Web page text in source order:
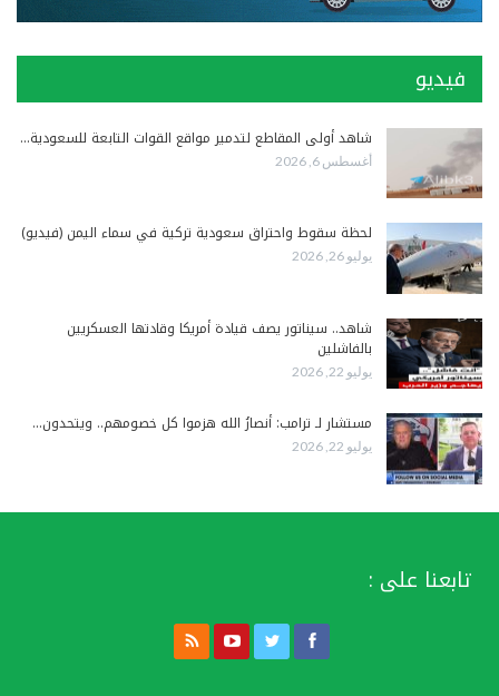
فيديو
شاهد أولى المقاطع لتدمير مواقع القوات التابعة للسعودية…
أغسطس 6, 2026
لحظة سقوط واحتراق سعودية تركية في سماء اليمن (فيديو)
يوليو 26, 2026
شاهد.. سيناتور يصف قيادة أمريكا وقادتها العسكريين
بالفاشلين
يوليو 22, 2026
مستشار لـ ترامب: أنصارُ الله هزموا كل خصومهم.. ويتحدون…
يوليو 22, 2026
تابعنا على :